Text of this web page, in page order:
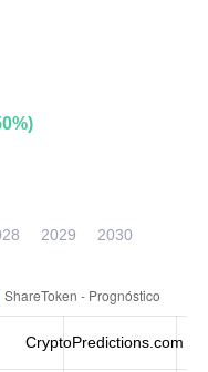
2029 2030
CryptoPredictions.com